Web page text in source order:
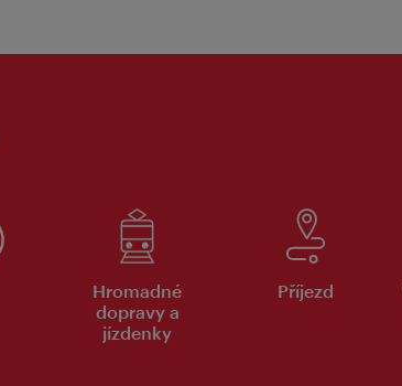
Hromadné
dopravy a
jízdenky
Příjezd